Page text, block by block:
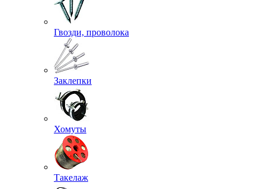
Гвозди, проволока
Заклепки
Хомуты
Такелаж